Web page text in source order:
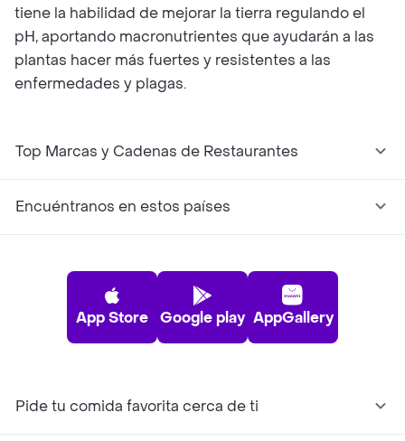
tiene la habilidad de mejorar la tierra regulando el
pH, aportando macronutrientes que ayudarán a las
plantas hacer más fuertes y resistentes a las
enfermedades y plagas.
Top Marcas y Cadenas de Restaurantes
Encuéntranos en estos países
App Store Google play AppGallery
Pide tu comida favorita cerca de ti